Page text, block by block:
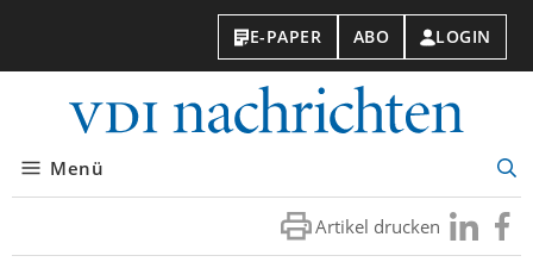
E-PAPER ABO LOGIN
Menü
Artikel drucken Besuchen